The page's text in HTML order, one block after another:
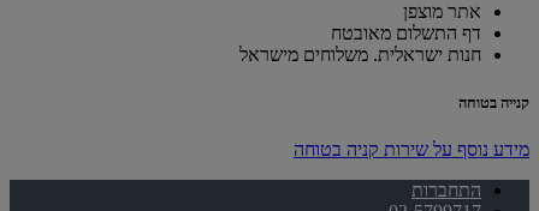
אתר מוצפן
דף התשלום מאובטח
חנות ישראלית. משלוחים מישראל
קנייה בטוחה
מידע נוסף על שירות קניה בטוחה
התחברות